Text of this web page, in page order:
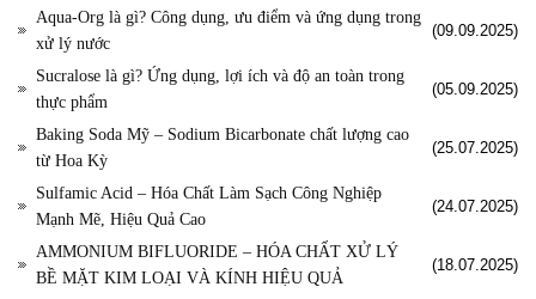
Aqua-Org là gì? Công dụng, ưu điểm và ứng dụng trong
xử lý nước
(09.09.2025)
Sucralose là gì? Ứng dụng, lợi ích và độ an toàn trong
thực phẩm
(05.09.2025)
Baking Soda Mỹ – Sodium Bicarbonate chất lượng cao
từ Hoa Kỳ
(25.07.2025)
Sulfamic Acid – Hóa Chất Làm Sạch Công Nghiệp
Mạnh Mẽ, Hiệu Quả Cao
(24.07.2025)
AMMONIUM BIFLUORIDE – HÓA CHẤT XỬ LÝ
BỀ MẶT KIM LOẠI VÀ KÍNH HIỆU QUẢ
(18.07.2025)